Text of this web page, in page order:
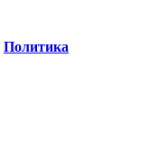
Политика